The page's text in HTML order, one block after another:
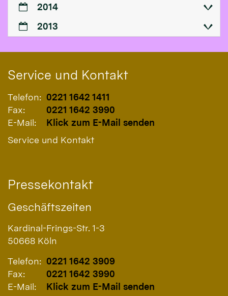
2014
2013
Service und Kontakt
Telefon: 0221 1642 1411
Fax:
0221 1642 3990
E-Mail:
Klick zum E-Mail senden
Service und Kontakt
Pressekontakt
Geschäftszeiten
Kardinal-Frings-Str. 1-3
50668 Köln
Telefon: 0221 1642 3909
Fax:
0221 1642 3990
E-Mail:
Klick zum E-Mail senden